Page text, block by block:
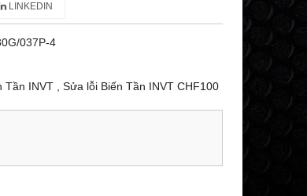
LINKEDIN
037P-4
INVT , Sửa lỗi Biến Tần INVT CHF100